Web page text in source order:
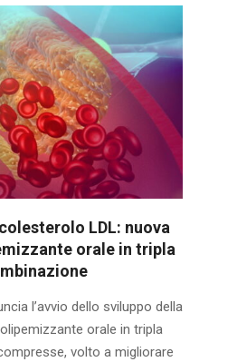
LDL: nuova
orale in tripla
l’avvio dello sviluppo della
orale in tripla
volto a migliorare